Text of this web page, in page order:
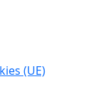
(UE)